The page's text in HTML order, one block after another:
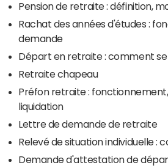
Pension de retraite : définition,
Rachat des années d'études :
demande
Départ en retraite : comment
Retraite chapeau
Préfon retraite :
liquidation
Lettre de demande de retraite
Relevé de situation individuelle :
Demande d'attestation de